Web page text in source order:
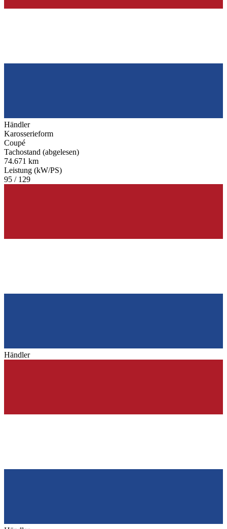
Händler
Karosserieform
Coupé
Tachostand (abgelesen)
74.671 km
Leistung (kW/PS)
95 / 129
Händler